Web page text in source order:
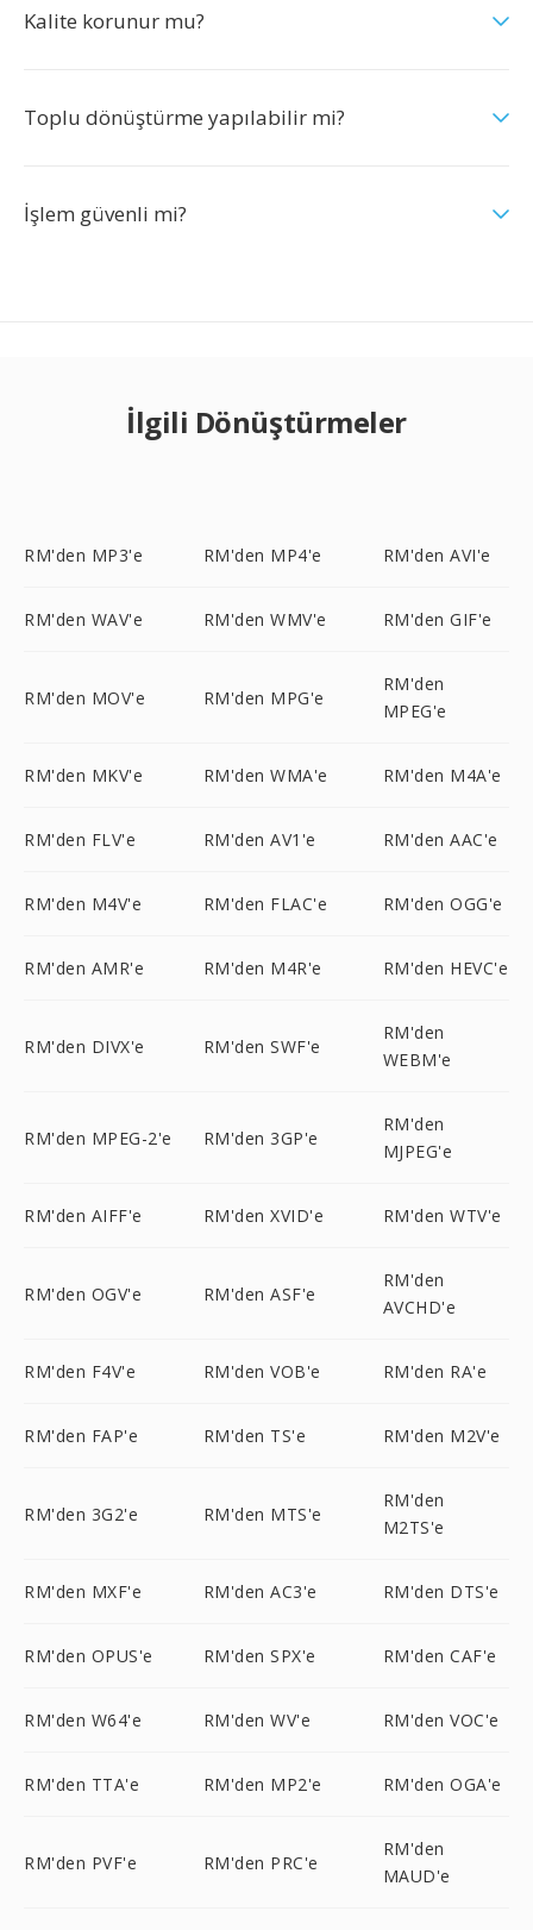
Kalite korunur mu?
Toplu dönüştürme yapılabilir mi?
İşlem güvenli mi?
İlgili Dönüştürmeler
RM'den MP3'e RM'den MP4'e RM'den AVI'e
RM'den WAV'e RM'den WMV'e RM'den GIF'e
RM'den MOV'e RM'den MPG'e
RM'den
MPEG'e
RM'den MKV'e RM'den WMA'e RM'den M4A'e
RM'den FLV'e RM'den AV1'e RM'den AAC'e
RM'den M4V'e RM'den FLAC'e RM'den OGG'e
RM'den AMR'e RM'den M4R'e RM'den HEVC'e
RM'den DIVX'e RM'den SWF'e
RM'den
WEBM'e
RM'den MPEG-2'e RM'den 3GP'e
RM'den
MJPEG'e
RM'den AIFF'e RM'den XVID'e RM'den WTV'e
RM'den OGV'e RM'den ASF'e
RM'den
AVCHD'e
RM'den F4V'e RM'den VOB'e RM'den RA'e
RM'den FAP'e RM'den TS'e RM'den M2V'e
RM'den 3G2'e RM'den MTS'e
RM'den
M2TS'e
RM'den MXF'e RM'den AC3'e RM'den DTS'e
RM'den OPUS'e RM'den SPX'e RM'den CAF'e
RM'den W64'e RM'den WV'e RM'den VOC'e
RM'den TTA'e RM'den MP2'e RM'den OGA'e
RM'den PVF'e RM'den PRC'e
RM'den
MAUD'e